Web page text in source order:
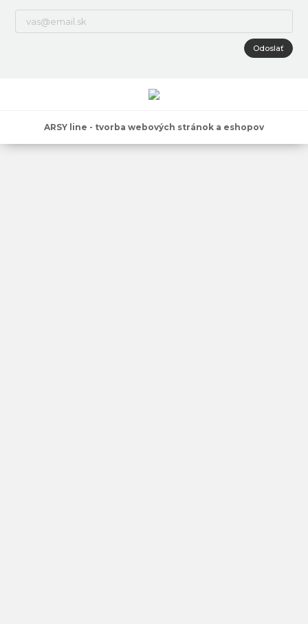
Odoslať
ARSY line - tvorba webových stránok a eshopov